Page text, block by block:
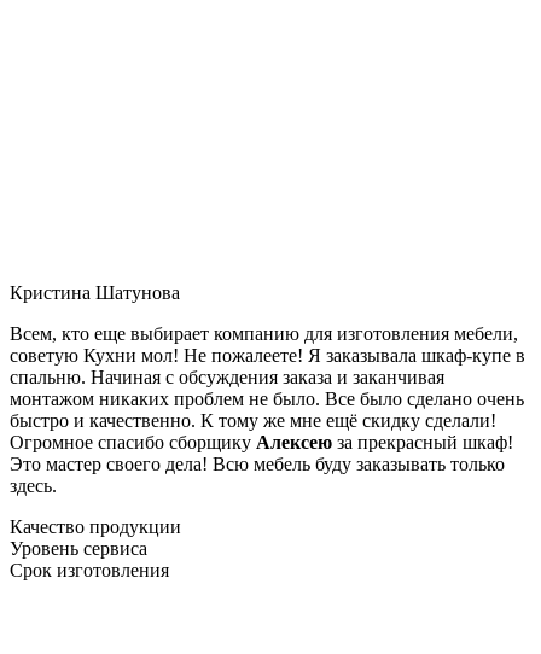
Кристина Шатунова
Всем, кто еще выбирает компанию для изготовления мебели,
советую Кухни мол! Не пожалеете! Я заказывала шкаф-купе в
спальню. Начиная с обсуждения заказа и заканчивая
монтажом никаких проблем не было. Все было сделано очень
быстро и качественно. К тому же мне ещё скидку сделали!
Огромное спасибо сборщику Алексею за прекрасный шкаф!
Это мастер своего дела! Всю мебель буду заказывать только
здесь.
Качество продукции
Уровень сервиса
Срок изготовления